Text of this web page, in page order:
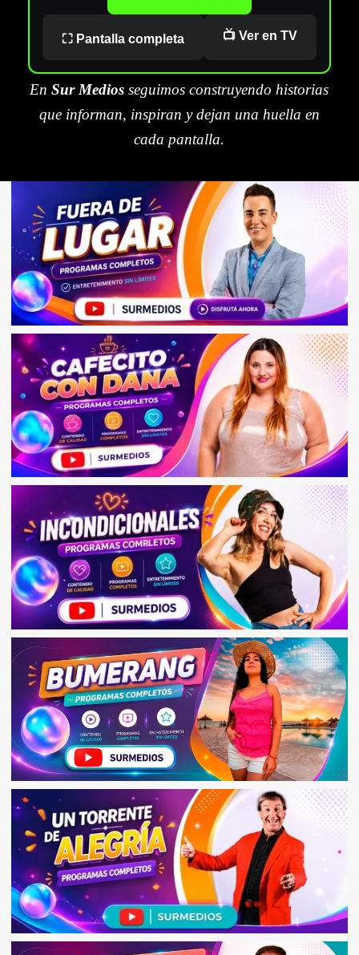
⛶ Pantalla completa 📺 Ver en TV
EnSur Medios seguimos construyendo historias
que informan, inspiran y dejan una huella en
cada pantalla.